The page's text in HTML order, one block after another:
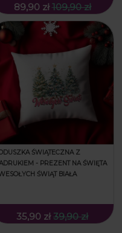
89,90 zł 109,90 zł
ŚWIĄTECZNA Z
- PREZENT NA ŚWIĘTA
ŚWIĄT BIAŁA
35,90 zł 39,90 zł